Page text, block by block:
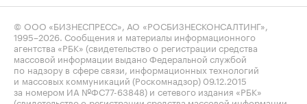
© ООО «БИЗНЕСПРЕСС», АО «РОСБИЗНЕСКОНСАЛТИНГ»,
1995–2026 . Сообщения и материалы информационного
агентства «РБК» (свидетельство о регистрации средства
массовой информации выдано Федеральной службой
по надзору в сфере связи, информационных технологий
и массовых коммуникаций (Роскомнадзор) 09.12.2015
за номером ИА №ФС77-63848) и сетевого издания «РБК»